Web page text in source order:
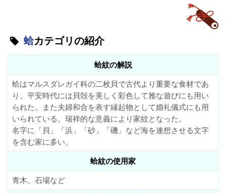
蛤カテゴリの紹介
蛤紋の解説
蛤はマルスダレガイ科の二枚貝で古代より重要な食材であ
り、平安時代には貝殻を美しく彩色して雅な遊びにも用い
られた。また夫婦和合を表す縁起物として婚礼儀式にも用
いられている。瑞祥的な意義により家紋となった。
名字に「貝」「浜」「砂」「磯」など海を連想させる文字
を含む家に多い。
蛤紋の使用家
青木、石場など